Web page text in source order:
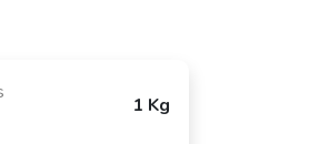
1 Kg